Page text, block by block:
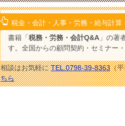
税金・会計・人事・労務・給与計
書籍「 税務・労務・会計Q&A 」の著
す。全国からの顧問契約・セミナー
相談はお気軽にTEL.0798-39-8363（
ちら